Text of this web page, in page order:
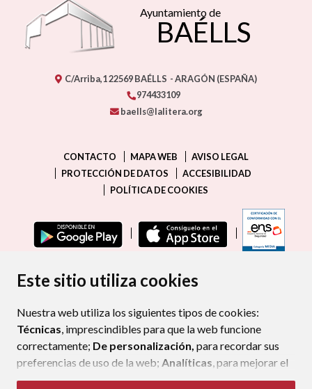
Este sitio utiliza cookies
Nuestra web utiliza los siguientes tipos de cookies:
Técnicas, imprescindibles para que la web funcione
correctamente; De personalización, para recordar sus
preferencias de uso de la web; Analíticas, para mejorar el
funcionamiento de la web y sus servicios.
Ayuntamiento de
BAÉLLS
C/Arriba,122569BAÉLLS - ARAGÓN (ESPAÑA)
974433109
baells@lalitera.org
CONTACTO MAPA WEB
AVISO LEGAL
PROTECCIÓN DE DATOS
ACCESIBILIDAD
POLÍTICA DE COOKIES